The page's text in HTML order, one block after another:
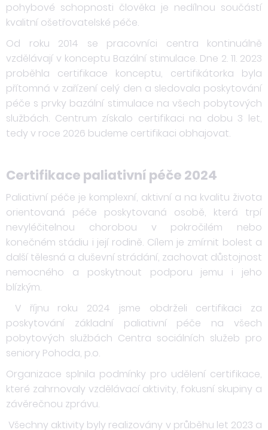
pohybové schopnosti člověka je nedílnou součástí
kvalitní ošetřovatelské péče.
Od roku 2014 se pracovníci centra kontinuálně
vzdělávají v konceptu Bazální stimulace. Dne 2. 11. 2023
proběhla certifikace konceptu, certifikátorka byla
přítomná v zařízení celý den a sledovala poskytování
péče s prvky bazální stimulace na všech pobytových
službách. Centrum získalo certifikaci na dobu 3 let,
tedy v roce 2026 budeme certifikaci obhajovat.
Certifikace paliativní péče 2024
Paliativní péče je komplexní, aktivní a na kvalitu života
orientovaná péče poskytovaná osobě, která trpí
nevyléčitelnou chorobou v pokročilém nebo
konečném stádiu i její rodině. Cílem je zmírnit bolest a
další tělesná a duševní strádání, zachovat důstojnost
nemocného a poskytnout podporu jemu i jeho
blízkým.
V říjnu roku 2024 jsme obdrželi certifikaci za
poskytování základní paliativní péče na všech
pobytových službách Centra sociálních služeb pro
seniory Pohoda, p.o.
Organizace splnila podmínky pro udělení certifikace,
které zahrnovaly vzdělávací aktivity, fokusní skupiny a
závěrečnou zprávu.
Všechny aktivity byly realizovány v průběhu let 2023 a